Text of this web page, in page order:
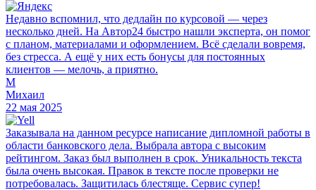
Недавно вспомнил, что дедлайн по курсовой — через
несколько дней. На Автор24 быстро нашли эксперта, он помог
с планом, материалами и оформлением. Всё сделали вовремя,
без стресса. А ещё у них есть бонусы для постоянных
клиентов — мелочь, а приятно.
М
Михаил
22 мая 2025
Заказывала на данном ресурсе написание дипломной работы в
области банковского дела. Выбрала автора с высоким
рейтингом. Заказ был выполнен в срок. Уникальность текста
была очень высокая. Правок в тексте после проверки не
потребовалась. Защитилась блестяще. Сервис супер!